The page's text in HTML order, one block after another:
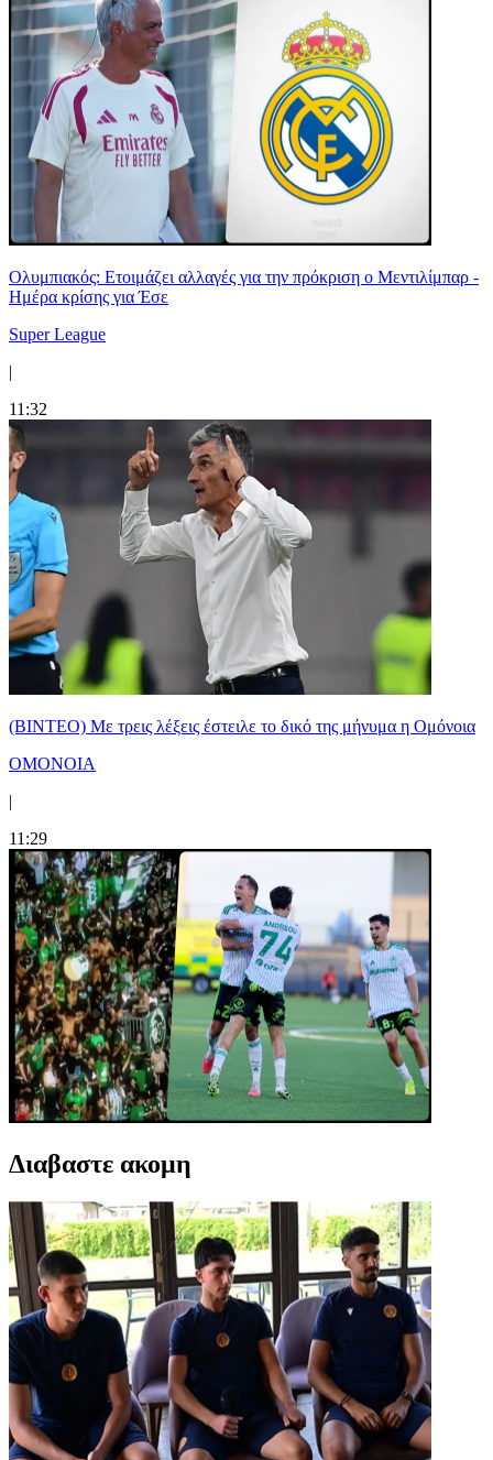
Ολυμπιακός: Ετοιμάζει αλλαγές για την πρόκριση ο Μεντιλίμπαρ -
Ημέρα κρίσης για Έσε
Super League
|
11:32
(ΒΙΝΤΕΟ) Με τρεις λέξεις έστειλε το δικό της μήνυμα η Ομόνοια
ΟΜΟΝΟΙΑ
|
11:29
Διαβαστε ακομη